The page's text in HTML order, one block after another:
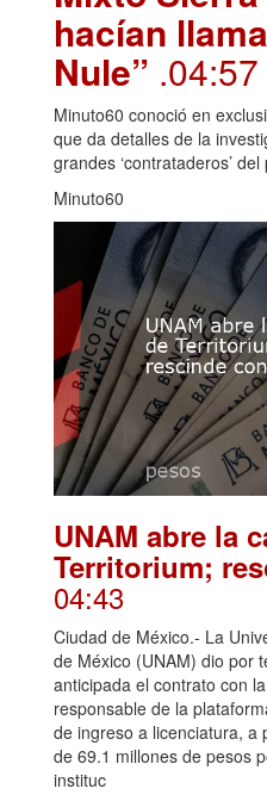
hacían
Nule” .04:57
Minuto60 conoció en
que da detalles de la
grandes ‘contrataderos’ del
Minuto60
UNAM abre la
Territorium;
04:43
Ciudad de México.- La
de México (UNAM) dio por
anticipada el contrato con
responsable de la
de ingreso a licenciatura, a
de 69.1 millones de pesos
instituc